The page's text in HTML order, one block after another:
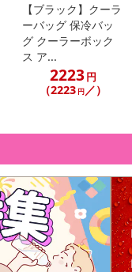
【ブラック】クーラ
ーバッグ 保冷バッ
グ クーラーボック
ス ア...
2223円
（2223 円／）